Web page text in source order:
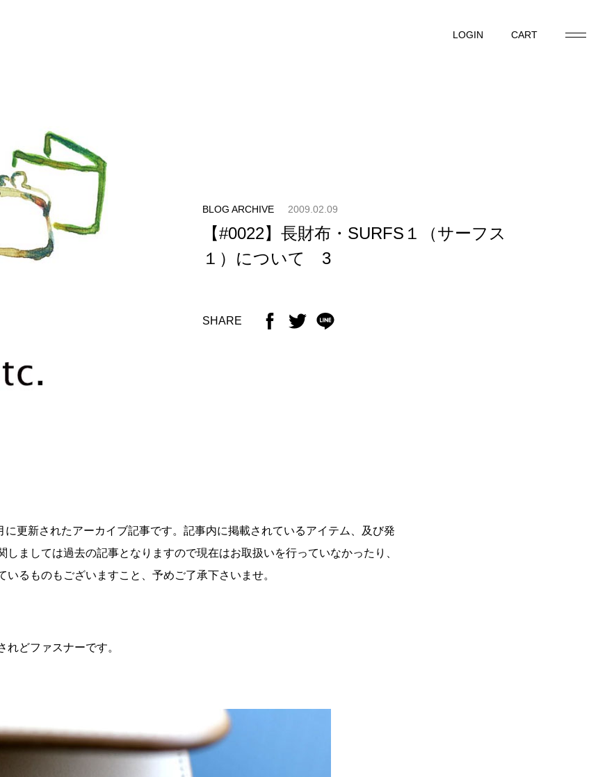
LOGIN
CART
BLOG ARCHIVE 2009.02.09
【#0022】長財布・SURFS１（サーフス
１）について 3
SHARE
更新されたアーカイブ記事です。記事内に掲載されているアイテム、及び発
しましては過去の記事となりますので現在はお取扱いを行っていなかったり、
いるものもございますこと、予めご了承下さいませ。
れどファスナーです。